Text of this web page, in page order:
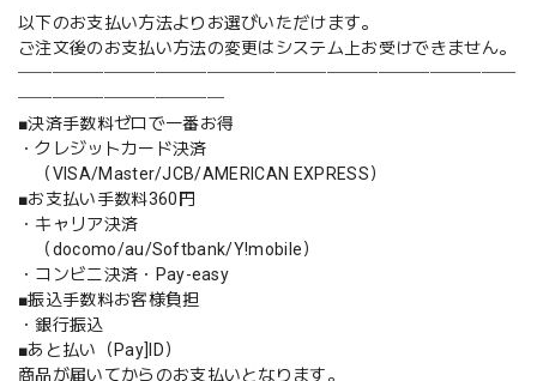
以下のお支払い方法よりお選びいただけます。
ご注文後のお支払い方法の変更はシステム上お受けできません。
─────────────────────────────
────────────
■決済手数料ゼロで一番お得
・クレジットカード決済
（VISA/Master/JCB/AMERICAN EXPRESS）
■お支払い手数料360円
・キャリア決済
（docomo/au/Softbank/Y!mobile）
・コンビニ決済・Pay-easy
■振込手数料お客様負担
・銀行振込
■あと払い（Pay]ID）
商品が届いてからのお支払いとなります。